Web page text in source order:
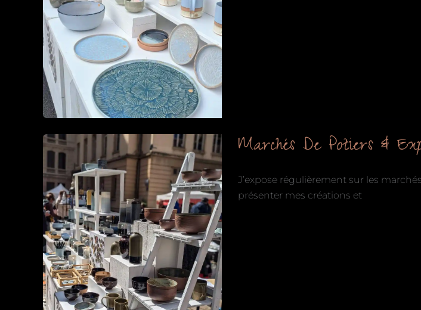
Marchés De Potiers &
J’expose régulièrement sur les
présenter mes créations et